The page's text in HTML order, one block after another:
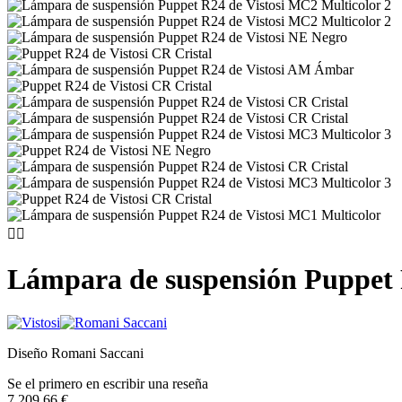
 
Lámpara de suspensión Puppet
Diseño Romani Saccani
Se el primero en escribir una reseña